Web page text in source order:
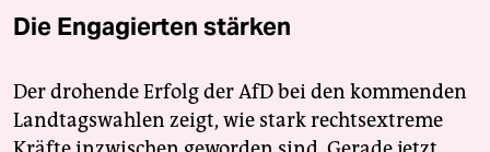
Die Engagierten stärken
Der drohende Erfolg der AfD bei den kommenden
Landtagswahlen zeigt, wie stark rechtsextreme